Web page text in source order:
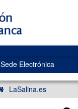
Sede Electrónica
LaSalina.es